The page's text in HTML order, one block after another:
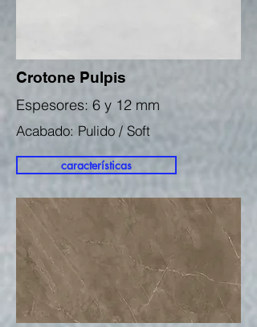
Crotone Pulpis
Espesores: 6 y 12 mm
Acabado: Pulido / Soft
características